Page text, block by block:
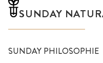
SUNDAY
SUNDAY PHILOSOPHIE